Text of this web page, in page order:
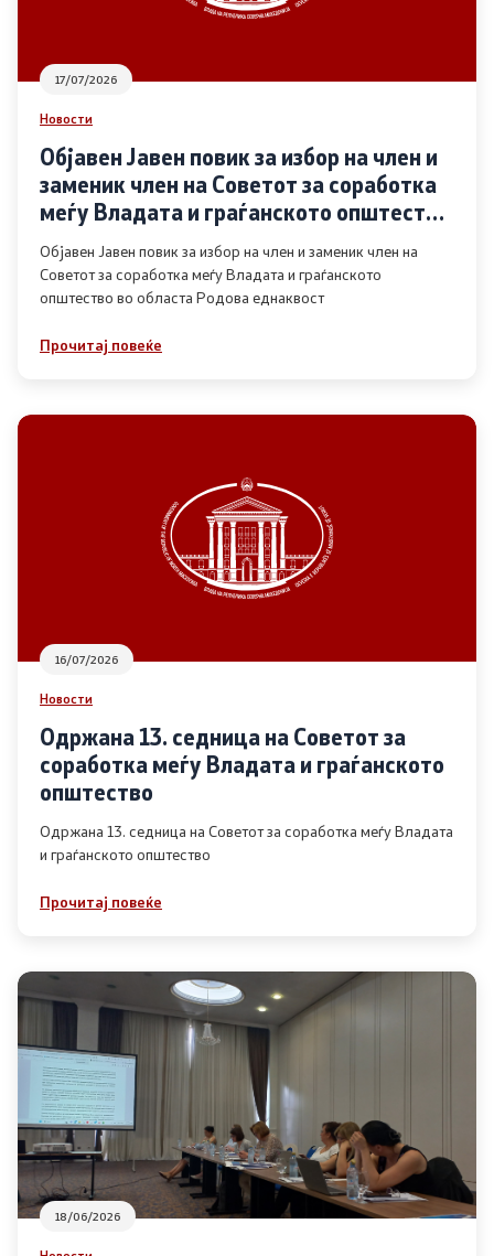
Дијалог меѓу Владата и граѓанскиот сектор
Отворени денови за иницијативи на граѓанските
организации
Финансиска поддршка
Извештаи
Список на ОЈИ
Контакт
Контакт
Линкови
Изјава за пристапност
Со еден клик до сите услуги
17/07/2026
Новости
Објавен Јавен повик за избор на член и
заменик член на Советот за соработка
меѓу Владата и граѓанското општество
во областа Родова еднаквост
Објавен Јавен повик за избор на член и заменик член на
Советот за соработка меѓу Владата и граѓанското
општество во областа Родова еднаквост
Прочитај повеќе
16/07/2026
Новости
Одржана 13. седница на Советот за
соработка меѓу Владата и граѓанското
општество
Одржана 13. седница на Советот за соработка меѓу Владата
и граѓанското општество
Прочитај повеќе
18/06/2026